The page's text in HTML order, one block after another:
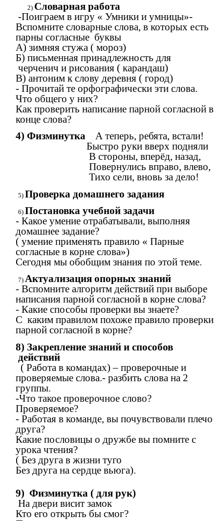
Словарная работа
-Поиграем в игру « Умники и умницы»-
Вспомните словарные слова, в которых есть
парны согласные буквы
А) зимняя стужа ( мороз)
Б) письменная принадлежность для
черченич и рисования ( карандаш)
В) антоним к слову деревня ( город)
- Прочитай те орфографически эти слова.
Что общего у них?
Как проверить написание парной согласной в
конце слова?
4) Физминутка А теперь, ребята, встали!
Быстро руки вверх подняли
В стороны, вперёд, назад,
Повернулись вправо, влево,
Тихо сели, вновь за дело!
Проверка домашнего задания
Постановка учебной задачи
- Какое умение отрабатывали, выполняя
домашнее задание?
( умение применять правило « Парные
согласные в корне слова»)
Сегодня мы обобщим знания по этой теме.
Актуализация опорных знаний
- Вспомните алгоритм действий при выборе
написания парной согласной в корне слова?
- Какие способы проверки вы знаете?
С каким правилом похоже правило проверки
парной согласной в корне?
8) Закрепление знаний и способов
действий
( Работа в командах) – проверочные и
проверяемые слова.- разбить слова на 2
группы.
-Что такое проверочное слово?
Проверяемое?
- Работая в команде, вы почувствовали плечо
друга?
Какие пословицы о дружбе вы помните с
урока чтения?
( Без друга в жизни туго
Без друга на сердце вьюга).
9) Физминутка ( для рук)
На двери висит замок
Кто его открыть бы смог?